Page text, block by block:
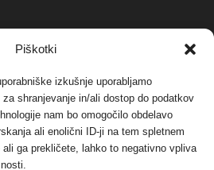
Piškotki
izkušnje uporabljamo
shranjevanje in/ali dostop do podatkov
nam bo omogočilo obdelavo
ali enolični ID-ji na tem spletnem
ga prekličete, lahko to negativno vpliva
vetrnim elektrarnam na Ojstrici, v
vedno bolj...
12. maja, 2017
v Celovcu v korist elektrarnam